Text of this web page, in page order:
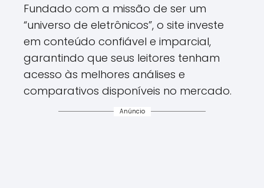
Fundado com a missão de ser um
“universo de eletrônicos”, o site investe
em conteúdo confiável e imparcial,
garantindo que seus leitores tenham
acesso às melhores análises e
comparativos disponíveis no mercado.
Anúncio